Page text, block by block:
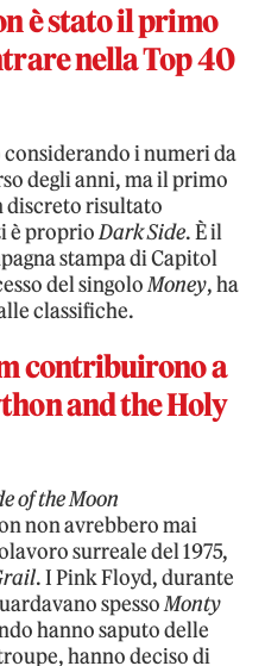
è stato il primo
nella Top 40
i numeri da
degli anni, ma il primo
discreto risultato
è proprioDark Side. È il
stampa di Capitol
del singoloMoney, ha
classifiche.
contribuirono a
and the Holy
of the Moon
non avrebbero mai
surreale del 1975,
. I Pink Floyd, durante
spessoMonty
hanno saputo delle
hanno deciso di